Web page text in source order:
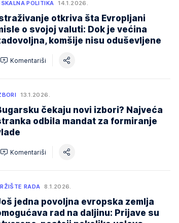
POLITIKA 14.1.2026.
otkriva šta Evropljani
o svojoj valuti: Dok je većina
komšije nisu oduševljene
Komentariši
13.1.2026.
čekaju novi izbori? Najveća
odbila mandat za formiranje
Komentariši
RADA 8.1.2026.
jedna povoljna evropska zemlja
rad na daljinu: Prijave su